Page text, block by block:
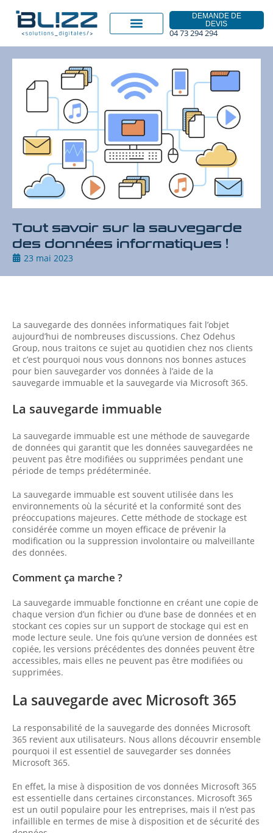
DEMANDE DE
DEVIS
04 73 294 294
Tout savoir sur la sauvegarde
des données informatiques !
23 mai 2023
La sauvegarde des données informatiques fait l’objet
aujourd’hui de nombreuses discussions. Chez Odehus
Group, nous traitons ce sujet au quotidien chez nos clients
et c’est pourquoi nous vous donnons nos bonnes astuces
pour bien sauvegarder vos données à l’aide de la
sauvegarde immuable et la sauvegarde via Microsoft 365.
La sauvegarde immuable
La sauvegarde immuable est une méthode de sauvegarde
de données qui garantit que les données sauvegardées ne
peuvent pas être modifiées ou supprimées pendant une
période de temps prédéterminée.
La sauvegarde immuable est souvent utilisée dans les
environnements où la sécurité et la conformité sont des
préoccupations majeures. Cette méthode de stockage est
considérée comme un moyen efficace de prévenir la
modification ou la suppression involontaire ou malveillante
des données.
Comment ça marche ?
La sauvegarde immuable fonctionne en créant une copie de
chaque version d’un fichier ou d’une base de données et en
stockant ces copies sur un support de stockage qui est en
mode lecture seule. Une fois qu’une version de données est
copiée, les versions précédentes des données peuvent être
accessibles, mais elles ne peuvent pas être modifiées ou
supprimées.
La sauvegarde avec Microsoft 365
La responsabilité de la sauvegarde des données Microsoft
365 revient aux utilisateurs. Nous allons découvrir ensemble
pourquoi il est essentiel de sauvegarder ses données
Microsoft 365.
En effet, la mise à disposition de vos données Microsoft 365
est essentielle dans certaines circonstances. Microsoft 365
est un outil populaire pour les entreprises, mais il n’est pas
infaillible en termes de mise à disposition et de sécurité des